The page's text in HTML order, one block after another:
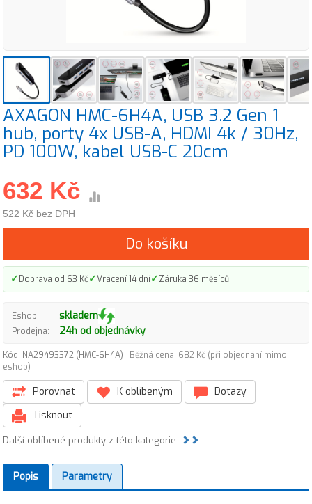
AXAGON HMC-6H4A, USB 3.2 Gen 1
hub, porty 4x USB-A, HDMI 4k / 30Hz,
PD 100W, kabel USB-C 20cm
632 Kč
522 Kč bez DPH
Do košíku
✓Doprava od 63 Kč✓Vrácení 14 dní✓Záruka 36 měsíců
Eshop: skladem
Prodejna: 24h od objednávky
Kód: NA29493372 (HMC-6H4A)
Běžná cena: 682 Kč (při objednání mimo
eshop)
Porovnat K oblíbeným
Dotazy
Tisknout
Další oblíbené produkty z této kategorie:
Popis Parametry